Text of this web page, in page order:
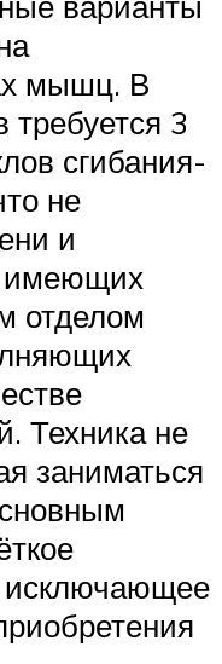
мышц. В
3
сгибания-
не
и
имеющих
отделом
Техника не
заниматься
исключающее